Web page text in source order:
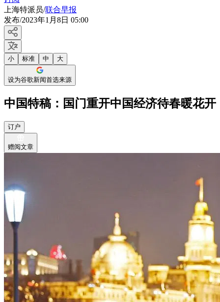
上海特派员/联合早报
发布/2023年1月8日 05:00
小 标准 中 大
设为谷歌新闻首选来源
中国特稿：国门重开中国经济待春暖花开
订户
赠阅文章